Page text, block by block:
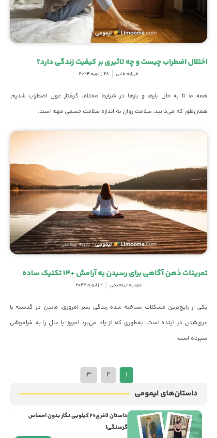
اختلال اضطراب چیست و چه تاثیری بر کیفیت زندگی دارد؟
فرزانه فانی 28 ژانویه 2024
همه ما تا به حال بارها و بارها در شرایط مختلف گرفتار غول اضطراب شدیم.
همان‌طور که می‌دانید، سلامت روان به اندازه سلامت جسمی مهم است.
تمرینات ذهن‌ آگاهی برای رسیدن به آرامش +14 تکنیک ساده
مهدیه ابراهیمی 2 ژانویه 2024
یکی از رایج‌ترین مشکلات شناخته شده زندگی بشر امروزی، ماندن در گذشته یا
غرق‌شدن در آینده است. به‌طوری که از یاد می‌برد امروز یا حال را به فراموشی
سپرده است.
1
2
3
داستان‌های لیمومی
داستان لاغری۲۰ کیلویی نگار بدون احساس
گرسنگی!